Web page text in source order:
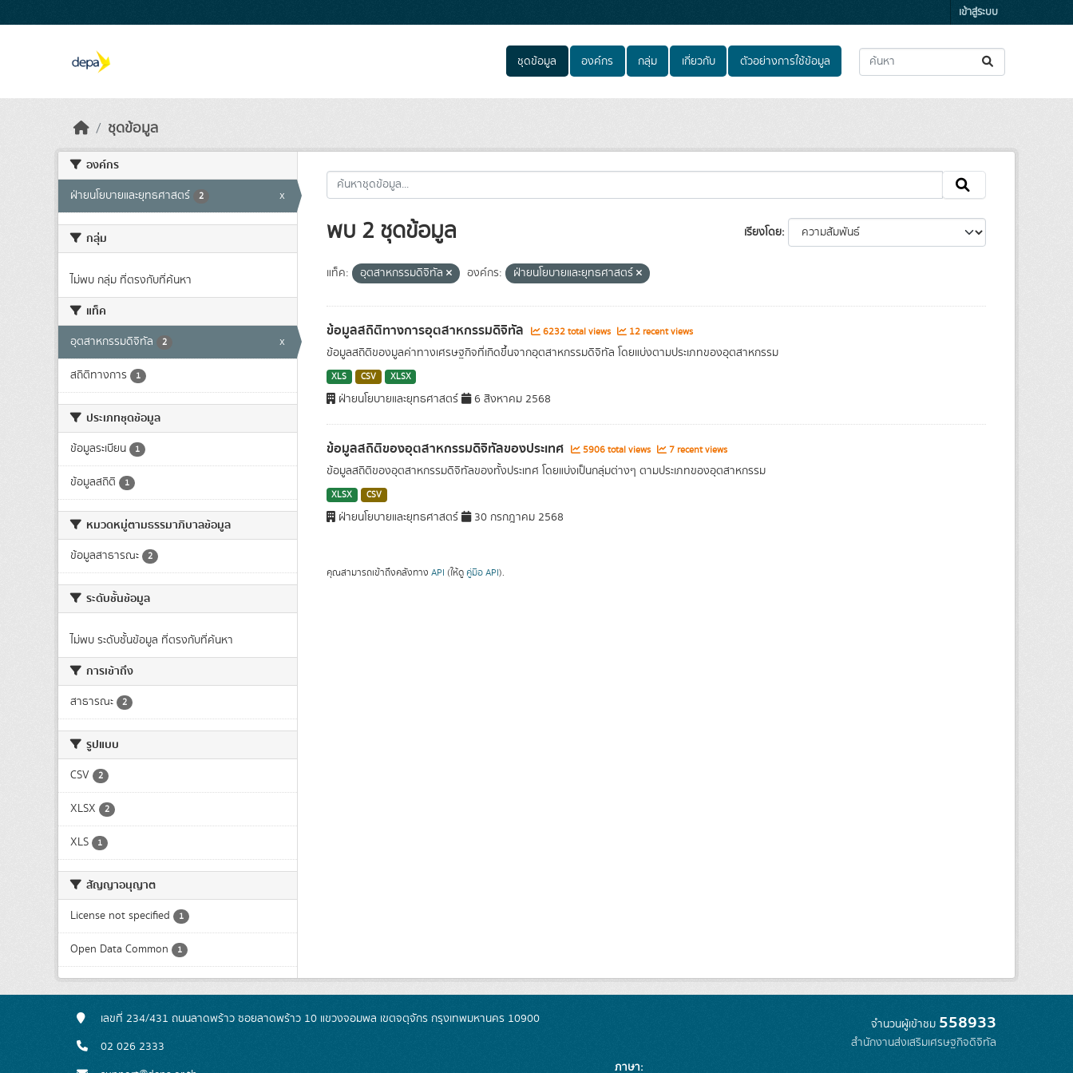
เข้าสู่ระบบ
ชุดข้อมูล องค์กร กลุ่ม เกี่ยวกับ ตัวอย่างการใช้ข้อมูล
ชุดข้อมูล
องค์กร
ฝ่ายนโยบายและยุทธศาสตร์ 2 x
กลุ่ม
ไม่พบ กลุ่ม ที่ตรงกับที่ค้นหา
แท็ค
อุตสาหกรรมดิจิทัล 2 x
สถิติทางการ 1
ประเภทชุดข้อมูล
ข้อมูลระเบียน 1
ข้อมูลสถิติ 1
หมวดหมู่ตามธรรมาภิบาลข้อมูล
ข้อมูลสาธารณะ 2
ระดับชั้นข้อมูล
ไม่พบ ระดับชั้นข้อมูล ที่ตรงกับที่ค้นหา
การเข้าถึง
สาธารณะ 2
รูปแบบ
CSV 2
XLSX 2
XLS 1
สัญญาอนุญาต
License not specified 1
Open Data Common 1
เรียงโดย
พบ 2 ชุดข้อมูล
แท็ค: อุตสาหกรรมดิจิทัล องค์กร: ฝ่ายนโยบายและยุทธศาสตร์
ข้อมูลสถิติทางการอุตสาหกรรมดิจิทัล 6232 total views 12 recent views
ข้อมูลสถิติของมูลค่าทางเศรษฐกิจที่เกิดขึ้นจากอุตสาหกรรมดิจิทัล โดยแบ่งตามประเภทของอุตสาหกรรม
XLS CSV XLSX
ฝ่ายนโยบายและยุทธศาสตร์ 6 สิงหาคม 2568
ข้อมูลสถิติของอุตสาหกรรมดิจิทัลของประเทศ 5906 total views 7 recent views
ข้อมูลสถิติของอุตสาหกรรมดิจิทัลของทั้งประเทศ โดยแบ่งเป็นกลุ่มต่างๆ ตามประเภทของอุตสาหกรรม
XLSX CSV
ฝ่ายนโยบายและยุทธศาสตร์ 30 กรกฎาคม 2568
คุณสามารถเข้าถึงคลังทาง API (ให้ดู คู่มือ API).
เลขที่ 234/431 ถนนลาดพร้าว ซอยลาดพร้าว 10 แขวงจอมพล เขตจตุจักร กรุงเทพมหานคร 10900
02 026 2333
จำนวนผู้เข้าชม 558933
สำนักงานส่งเสริมเศรษฐกิจดิจิทัล
ภาษา